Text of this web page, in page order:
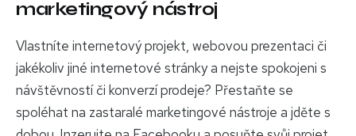
marketingový nástroj
Vlastníte internetový projekt, webovou prezentaci či
jakékoliv jiné internetové stránky a nejste spokojeni s
návštěvností či konverzí prodeje? Přestaňte se
spoléhat na zastaralé marketingové nástroje a jděte s